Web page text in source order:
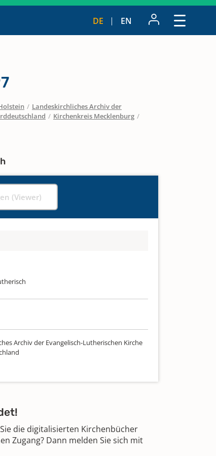
DE EN
/ Landeskirchliches Archiv der
/ Kirchenkreis Mecklenburg /
(Viewer)
Archiv der Evangelisch-Lutherischen Kirche
die digitalisierten Kirchenbücher
Zugang? Dann melden Sie sich mit